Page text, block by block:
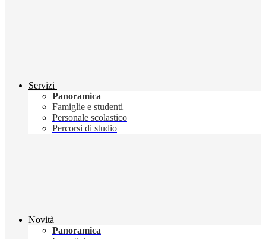
Servizi
Panoramica
Famiglie e studenti
Personale scolastico
Percorsi di studio
Novità
Panoramica